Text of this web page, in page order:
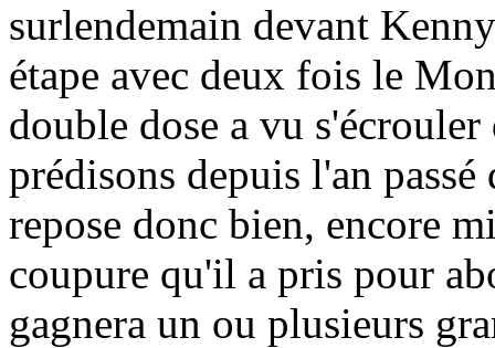
surlendemain devant
étape avec deux fois le
double dose a vu
prédisons depuis l'an
repose donc bien, encore
coupure qu'il a pris pour
gagnera un ou plusieurs